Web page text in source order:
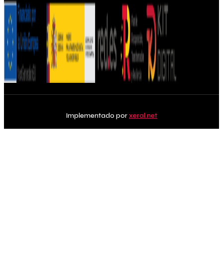
Implementado porxeral.net